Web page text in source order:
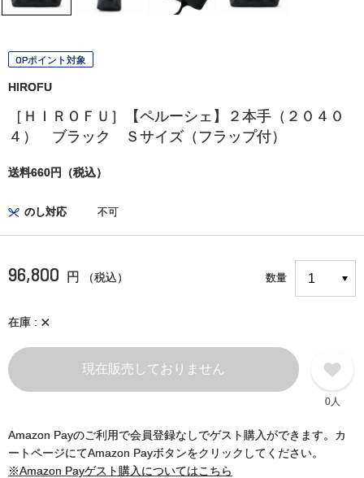
OPポイント対象
HIROFU
［ＨＩＲＯＦＵ］【ペルーシェ】２本手（２０４０
４） ブラック Ｓサイズ（フラップ付）
送料660円（税込）
のし対応 不可
96,800 円 （税込） 数量
在庫 ×
現在販売しておりません
0人
Amazon Payのご利用で会員登録なしでゲスト購入ができます。カ
ートページにてAmazon Payボタンをクリックしてください。
※Amazon Payゲスト購入についてはこちら